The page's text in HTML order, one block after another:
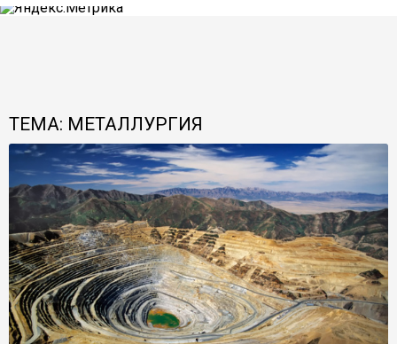
ТЕМА: МЕТАЛЛУРГИЯ